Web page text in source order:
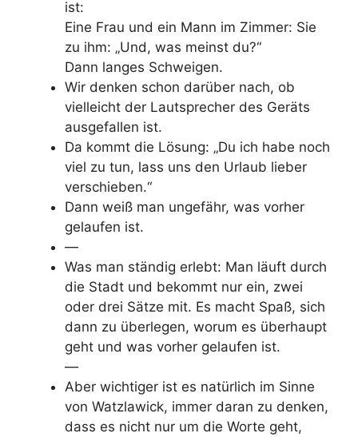
ist:
Eine Frau und ein Mann im Zimmer: Sie
zu ihm: „Und, was meinst du?“
Dann langes Schweigen.
Wir denken schon darüber nach, ob
vielleicht der Lautsprecher des Geräts
ausgefallen ist.
Da kommt die Lösung: „Du ich habe noch
viel zu tun, lass uns den Urlaub lieber
verschieben.“
Dann weiß man ungefähr, was vorher
gelaufen ist.
—
Was man ständig erlebt: Man läuft durch
die Stadt und bekommt nur ein, zwei
oder drei Sätze mit. Es macht Spaß, sich
dann zu überlegen, worum es überhaupt
geht und was vorher gelaufen ist.
—
Aber wichtiger ist es natürlich im Sinne
von Watzlawick, immer daran zu denken,
dass es nicht nur um die Worte geht,